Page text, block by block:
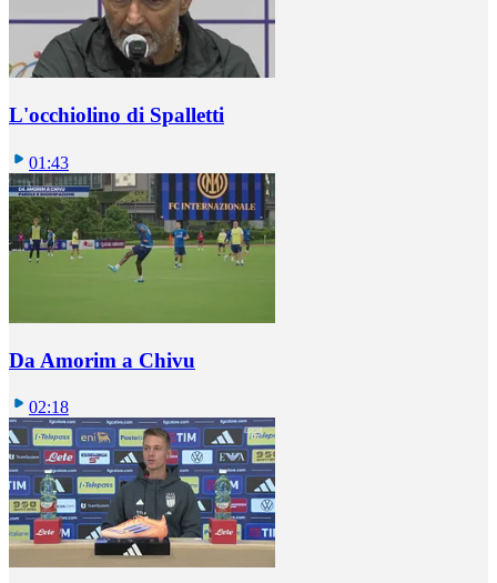
L'occhiolino di Spalletti
01:43
Da Amorim a Chivu
02:18